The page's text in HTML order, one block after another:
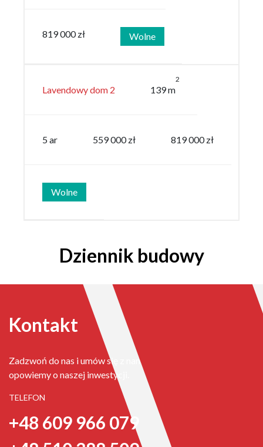
819 000 zł Wolne
Lavendowy dom 2 139 m
2
5 ar 559 000 zł 819 000 zł
Wolne
Dziennik budowy
Kontakt
Zadzwoń do nas i umów się z nami na budowie. Z chęcią
opowiemy o naszej inwestycji.
TELEFON
+48 609 966 079